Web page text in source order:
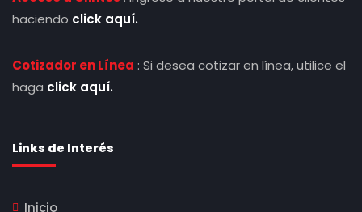
haciendo click aquí.
Cotizador en Línea : Si desea cotizar en línea, utilice el
haga click aquí.
Links de Interés
Inicio